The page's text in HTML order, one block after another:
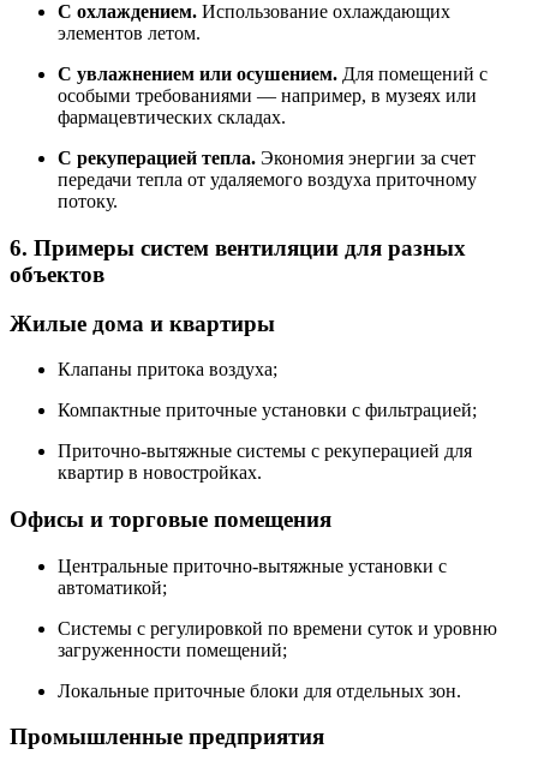
С охлаждением. Использование охлаждающих
элементов летом.
С увлажнением или осушением. Для помещений с
особыми требованиями — например, в музеях или
фармацевтических складах.
С рекуперацией тепла. Экономия энергии за счет
передачи тепла от удаляемого воздуха приточному
потоку.
6. Примеры систем вентиляции для разных
объектов
Жилые дома и квартиры
Клапаны притока воздуха;
Компактные приточные установки с фильтрацией;
Приточно-вытяжные системы с рекуперацией для
квартир в новостройках.
Офисы и торговые помещения
Центральные приточно-вытяжные установки с
автоматикой;
Системы с регулировкой по времени суток и уровню
загруженности помещений;
Локальные приточные блоки для отдельных зон.
Промышленные предприятия